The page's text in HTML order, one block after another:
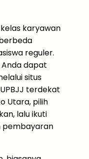
karyawan
reguler.
Anda dapat
situs
terdekat
Utara, pilih
lalu ikuti
pembayaran